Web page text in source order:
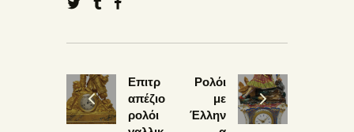
Επιτρ
απέζιο
ρολόι
Ρολόι
με
Έλλην